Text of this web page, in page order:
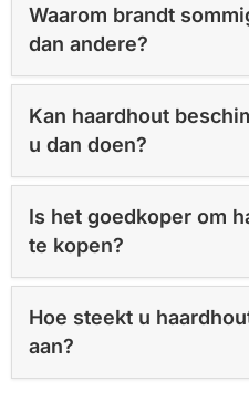
Waarom brandt
dan andere?
Kan haardhout
u dan doen?
Is het goedkoper om
te kopen?
Hoe steekt u
aan?